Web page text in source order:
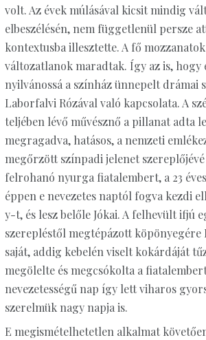
volt. Az évek múlásával kicsit mindig
elbeszélésén, nem függetlenül persze
kontextusba illesztette. A fő
változatlanok maradtak. Így az is, hogy
nyilvánossá a színház ünnepelt drámai
Laborfalvi Rózával való kapcsolata. A
teljében lévő művésznő a pillanat adta
megragadva, hatásos, a nemzeti
megőrzött színpadi jelenet
felrohanó nyurga fiatalembert, a 23
éppen e nevezetes naptól fogva kezdi
y-t, és lesz belőle Jókai. A felhevült ifjú
szerepléstől megtépázott köpönyegére
saját, addig kebelén viselt kokárdáját
megölelte és megcsókolta a
nevezetességű nap így lett viharos
szerelmük nagy napja is.
E megismételhetetlen alkalmat